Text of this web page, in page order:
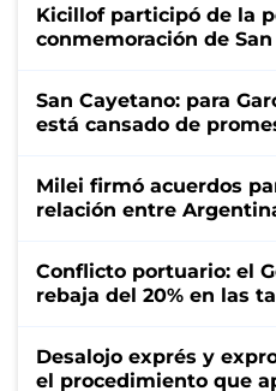
Kicillof participó de la
conmemoración de
San Cayetano: para
está cansado de
Milei firmó acuerdos
relación entre
Conflicto portuario: el
rebaja del 20% en las
Desalojo exprés y
el procedimiento que